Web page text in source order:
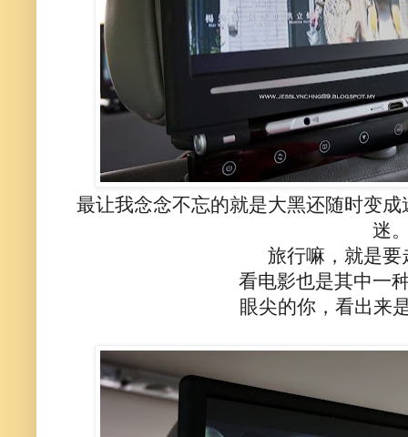
最让我念念不忘的就是大黑还随时变
迷
旅行嘛，就是要
看电影也是其中一
眼尖的你，看出来